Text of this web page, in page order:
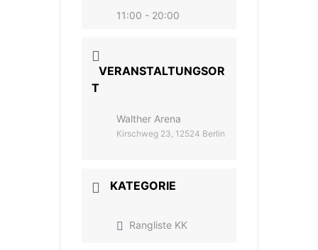
11:00 - 20:00
VERANSTALTUNGSOR
T
Walther Arena
Kirschweg 23, 12524 Berlin
KATEGORIE
Rangliste KK